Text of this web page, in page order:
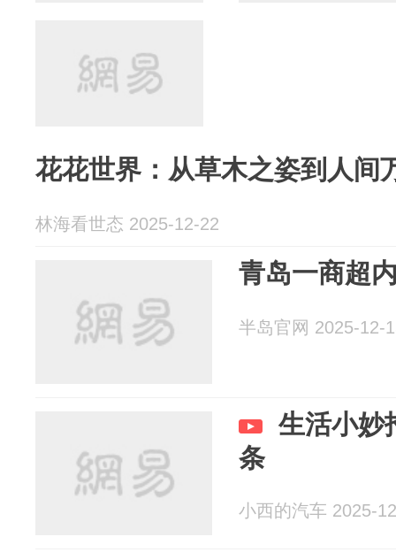
花花世界：从草木之姿到人间
林海看世态 2025-12-22
青岛一商超
半岛官网 2025-12-
生活小妙
条
小西的汽车 2025-